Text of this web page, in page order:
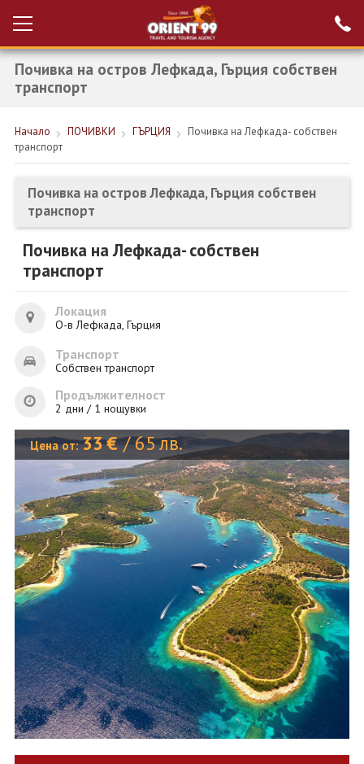
Вход за агенти
Проверка на
резервация
НОВА ГОДИНА ТУРЦИЯ
ПОЧИВКИ
КРУИЗИ
ЕКЗОТИКА
ЕКСКУРЗИИ
ОЩЕ
ЗА НАС
0700 144 34 Запитване
ПОСЛЕДВАЙТЕ НИ
Почивка на остров Лефкада, Гърция собствен
транспорт
Начало ПОЧИВКИ ГЪРЦИЯ
Почивка на Лефкада- собствен
транспорт
Почивка на остров Лефкада, Гърция собствен
транспорт
Почивка на Лефкада- собствен
транспорт
Локация
О-в Лефкада, Гърция
Транспорт
Собствен транспорт
Продължителност
2 дни / 1 нощувки
Цена от:33€ / 65лв.